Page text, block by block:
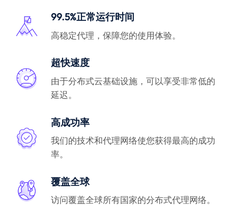
99.5%正常运行时间
高稳定代理，保障您的使用体验。
超快速度
由于分布式云基础设施，可以享受非常低的
延迟。
高成功率
我们的技术和代理网络使您获得最高的成功
率。
覆盖全球
访问覆盖全球所有国家的分布式代理网络。